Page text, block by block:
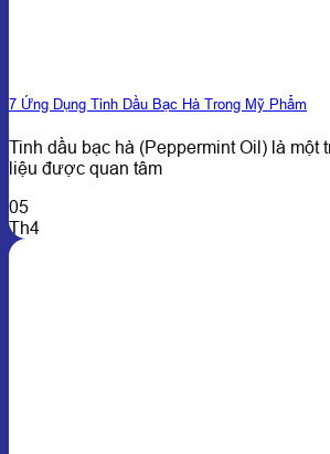
7 Ứng Dụng Tinh Dầu Bạc Hà Trong Mỹ Phẩm
Tinh dầu bạc hà (Peppermint Oil) là một
liệu được quan tâm
05
Th4